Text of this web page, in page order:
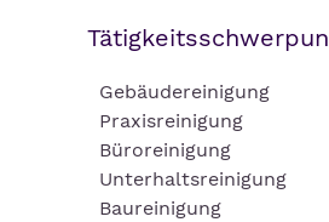
Gebäudereinigung
Praxisreinigung
Büroreinigung
Unterhaltsreinigung
Baureinigung